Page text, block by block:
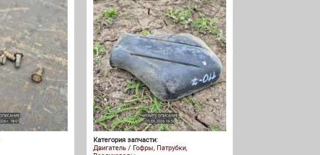
Категория запчасти:
Двигатель / Гофры, Патрубки,